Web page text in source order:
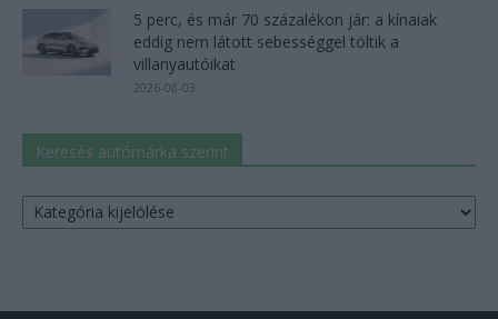
5 perc, és már 70 százalékon jár: a kínaiak
eddig nem látott sebességgel töltik a
villanyautóikat
2026-08-03
Keresés autómárka szerint
Keresés
autómárka